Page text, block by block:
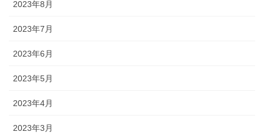
2023年8月
2023年7月
2023年6月
2023年5月
2023年4月
2023年3月